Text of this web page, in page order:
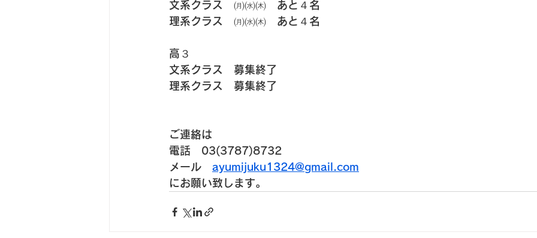
文系クラス　㈪㈬㈭　あと４名
理系クラス　㈪㈬㈭　あと４名
高３
文系クラス　募集終了
理系クラス　募集終了
ご連絡は
電話　03(3787)8732
メール ayumijuku1324@gmail.com
にお願い致します。